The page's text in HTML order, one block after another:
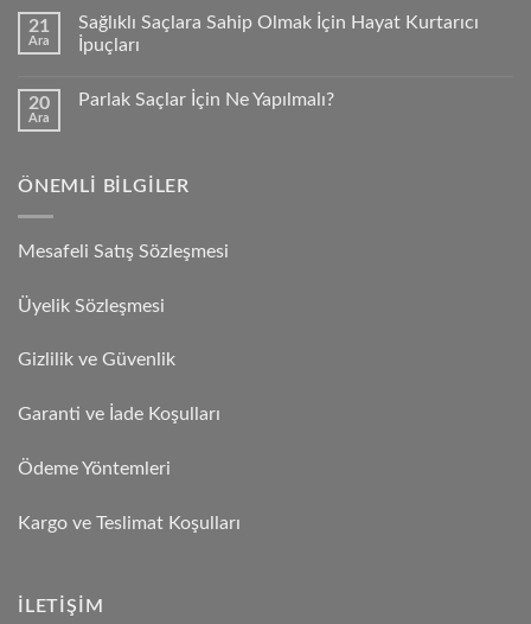
21
Ara
Sağlıklı Saçlara Sahip Olmak İçin Hayat Kurtarıcı
İpuçları
20
Ara
Parlak Saçlar İçin Ne Yapılmalı?
ÖNEMLI BILGILER
Mesafeli Satış Sözleşmesi
Üyelik Sözleşmesi
Gizlilik ve Güvenlik
Garanti ve İade Koşulları
Ödeme Yöntemleri
Kargo ve Teslimat Koşulları
İLETIŞIM